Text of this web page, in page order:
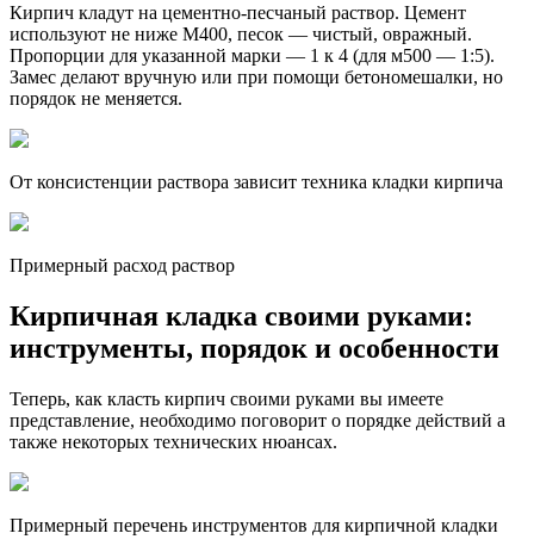
Кирпич кладут на цементно-песчаный раствор. Цемент
используют не ниже М400, песок — чистый, овражный.
Пропорции для указанной марки — 1 к 4 (для м500 — 1:5).
Замес делают вручную или при помощи бетономешалки, но
порядок не меняется.
От консистенции раствора зависит техника кладки кирпича
Примерный расход раствор
Кирпичная кладка своими руками:
инструменты, порядок и особенности
Теперь, как класть кирпич своими руками вы имеете
представление, необходимо поговорит о порядке действий а
также некоторых технических нюансах.
Примерный перечень инструментов для кирпичной кладки